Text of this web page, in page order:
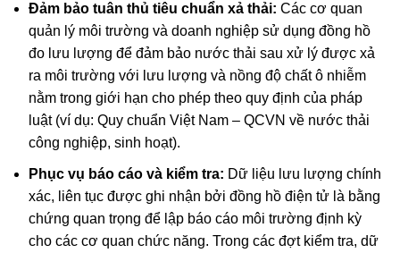
Đảm bảo tuân thủ tiêu chuẩn xả thải: Các cơ quan
quản lý môi trường và doanh nghiệp sử dụng đồng hồ
đo lưu lượng để đảm bảo nước thải sau xử lý được xả
ra môi trường với lưu lượng và nồng độ chất ô nhiễm
nằm trong giới hạn cho phép theo quy định của pháp
luật (ví dụ: Quy chuẩn Việt Nam – QCVN về nước thải
công nghiệp, sinh hoạt).
Phục vụ báo cáo và kiểm tra: Dữ liệu lưu lượng chính
xác, liên tục được ghi nhận bởi đồng hồ điện tử là bằng
chứng quan trọng để lập báo cáo môi trường định kỳ
cho các cơ quan chức năng. Trong các đợt kiểm tra, dữ